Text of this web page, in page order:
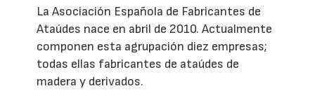
La Asociación Española de Fabricantes de
Ataúdes nace en abril de 2010. Actualmente
componen esta agrupación diez empresas;
todas ellas fabricantes de ataúdes de
madera y derivados.